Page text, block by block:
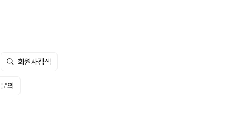
회원사검색
문의